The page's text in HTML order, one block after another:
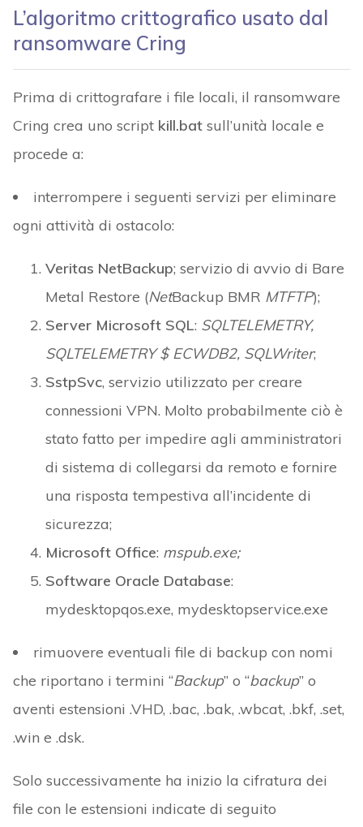
L’algoritmo crittografico usato dal
ransomware Cring
Prima di crittografare i file locali, il ransomware
Cring crea uno script kill.batsull’unità locale e
procede a:
interrompere i seguenti servizi per eliminare
ogni attività di ostacolo:
Veritas NetBackup; servizio di avvio di Bare
Metal Restore (NetBackup BMR MTFTP);
Server Microsoft SQL: SQLTELEMETRY,
SQLTELEMETRY $ ECWDB2, SQLWriter;
SstpSvc, servizio utilizzato per creare
connessioni VPN. Molto probabilmente ciò è
stato fatto per impedire agli amministratori
di sistema di collegarsi da remoto e fornire
una risposta tempestiva all’incidente di
sicurezza;
Microsoft Office: mspub.exe;
Software Oracle Database:
mydesktopqos.exe, mydesktopservice.exe
rimuovere eventuali file di backup con nomi
che riportano i termini “Backup” o “backup” o
aventi estensioni .VHD, .bac, .bak, .wbcat, .bkf, .set,
.win e .dsk.
Solo successivamente ha inizio la cifratura dei
file con le estensioni indicate di seguito